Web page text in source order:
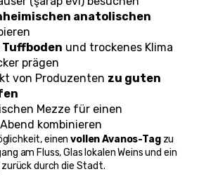
anatolischen
Tuffboden und trockenes Klima
prägen
von Produzenten zu guten
Mezze für einen
kombinieren
einen vollen Avanos-Tag zu
am Fluss, Glas lokalen Weins und ein
durch die Stadt.